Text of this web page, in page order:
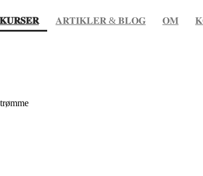
(current)𝐀𝐑𝐓𝐈𝐊𝐋𝐄𝐑 & 𝐁𝐋𝐎𝐆 𝐎𝐌